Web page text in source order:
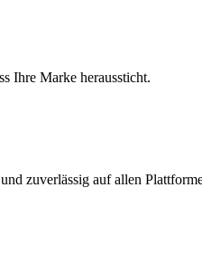
Ihre Marke heraussticht.
zuverlässig auf allen